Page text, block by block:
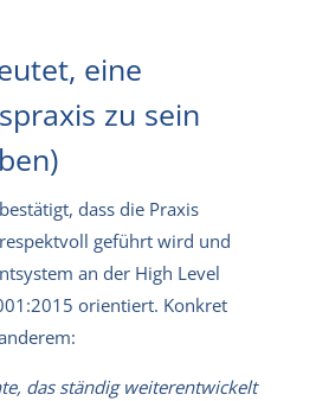
eine
zu sein
dass die Praxis
geführt wird und
an der High Level
orientiert. Konkret
das ständig weiterentwickelt